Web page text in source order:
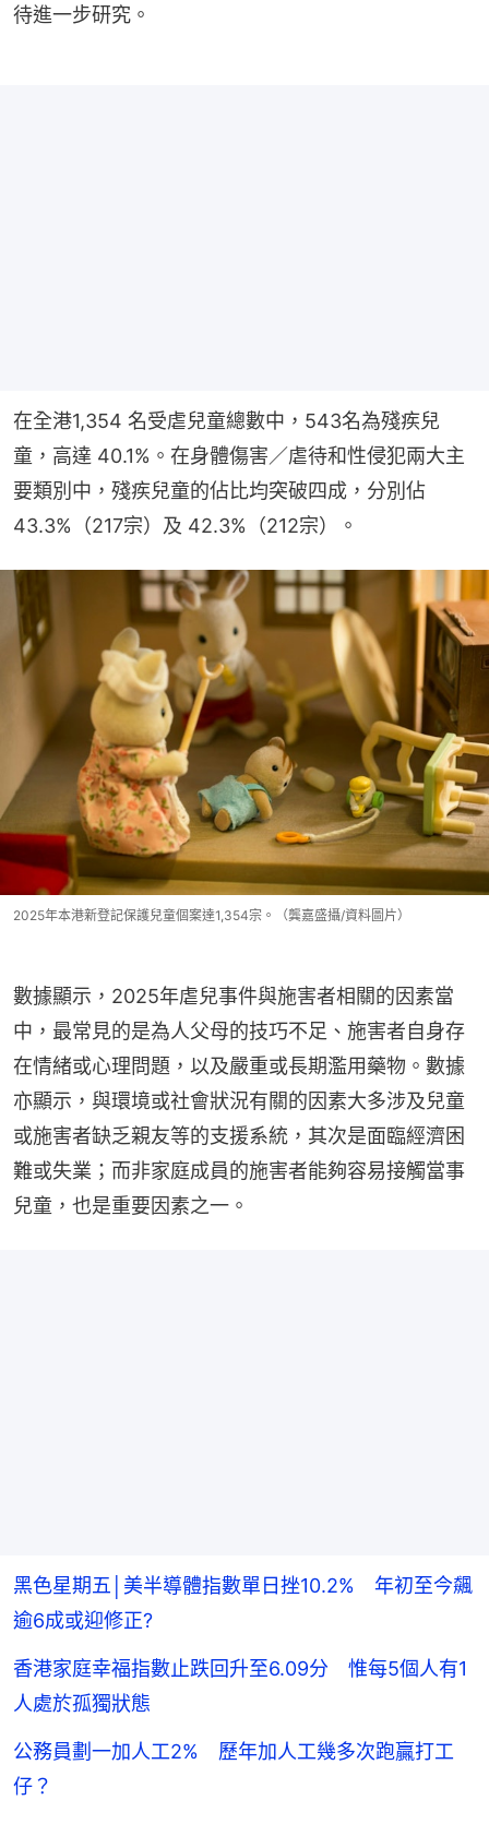
待進一步研究。
在全港1,354 名受虐兒童總數中，543名為殘疾兒
童，高達 40.1%。在身體傷害／虐待和性侵犯兩大主
要類別中，殘疾兒童的佔比均突破四成，分別佔
43.3%（217宗）及 42.3%（212宗）。
2025年本港新登記保護兒童個案達1,354宗。（龔嘉盛攝/資料圖片）
數據顯示，2025年虐兒事件與施害者相關的因素當
中，最常見的是為人父母的技巧不足、施害者自身存
在情緒或心理問題，以及嚴重或長期濫用藥物。數據
亦顯示，與環境或社會狀況有關的因素大多涉及兒童
或施害者缺乏親友等的支援系統，其次是面臨經濟困
難或失業；而非家庭成員的施害者能夠容易接觸當事
兒童，也是重要因素之一。
黑色星期五│美半導體指數單日挫10.2% 年初至今飆
逾6成或迎修正?
香港家庭幸福指數止跌回升至6.09分 惟每5個人有1
人處於孤獨狀態
公務員劃一加人工2% 歷年加人工幾多次跑贏打工
仔？